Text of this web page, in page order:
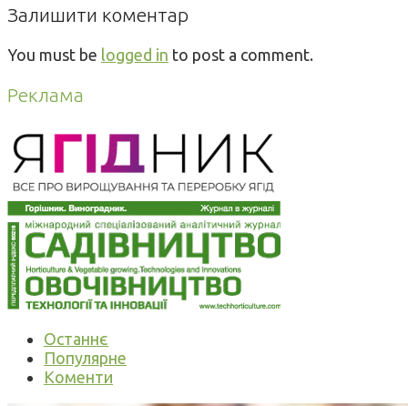
Залишити коментар
You must be logged in to post a comment.
Реклама
Останнє
Популярне
Коменти